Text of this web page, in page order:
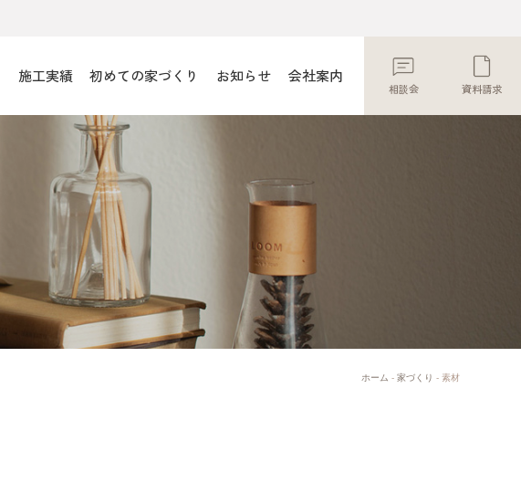
施工実績 初めての家づくり お知らせ 会社案内
相談会 資料請求
ホーム - 家づくり - 素材